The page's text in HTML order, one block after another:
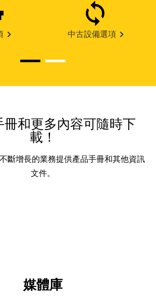
中古設備選項
冊和更多內容可隨時下
載！
斷增長的業務提供產品手冊和其他資訊
文件。
媒體庫